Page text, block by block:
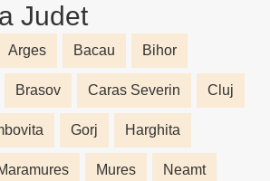
Judet
Arges Bacau Bihor
Brasov Caras Severin Cluj
Gorj Harghita
Mures Neamt